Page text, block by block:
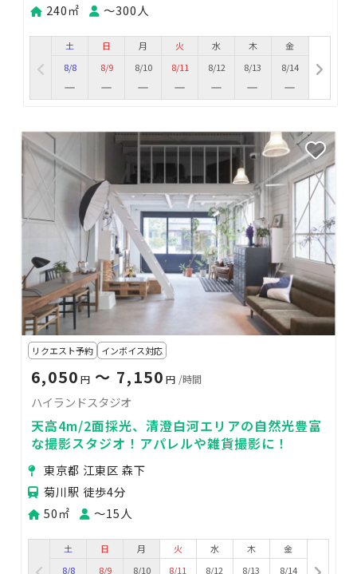
240㎡
〜300人
土
8/8
日
8/9
月
8/10
火
8/11
水
8/12
木
8/13
金
8/14
リクエスト予約 インボイス対応
6,050 円 〜 7,150 円 /時間
ハイランドスタジオ
天高4m/2面採光、清澄白河エリアの自然光豊富
な撮影スタジオ！アパレルや雑貨撮影に！
東京都 江東区 森下
菊川駅 徒歩4分
50㎡
〜15人
土
8/8
日
8/9
月
8/10
火
8/11
水
8/12
木
8/13
金
8/14